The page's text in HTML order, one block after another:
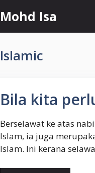
Mohd Isa
Islamic
Bila kita
Berselawat ke atas
Islam, ia juga
Islam. Ini kerana